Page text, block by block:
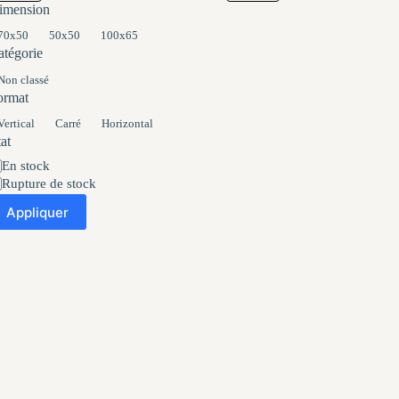
50x50 100x65
classé
Carré Horizontal
En stock
Rupture de stock
Appliquer